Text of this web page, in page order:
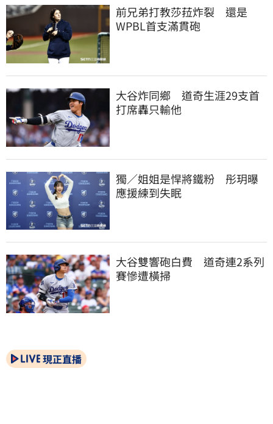
前兄弟打教莎菈炸裂　還是
WPBL首支滿貫砲
大谷炸同鄉　道奇生涯29支首
打席轟只輸他
獨／姐姐是悍將鐵粉　彤玥曝
應援練到失眠
大谷雙響砲白費　道奇連2系列
賽慘遭橫掃
現正直播